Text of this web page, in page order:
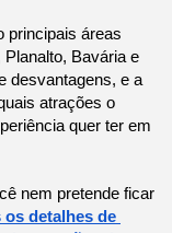
principais áreas
Bavária e
desvantagens, e a
atrações o
quer ter em
nem pretende ficar
detalhes de